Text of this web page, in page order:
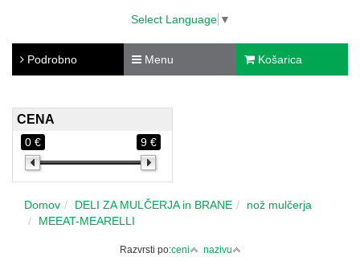
Select Language ▼
Podrobno Menu Košarica
CENA
0 € 9 €
Domov DELI ZA MULČERJA in BRANE
nož mulčerja
MEEAT-MEARELLI
Razvrsti po:ceni nazivu